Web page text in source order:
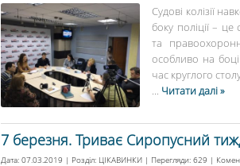
Судові колізії
боку поліції – це
та
особливо на
час круглого
... Читати далі »
7 березня. Триває Сиропусний
Дата: 07.03.2019 | Розділ: ЦІКАВИНКИ | Перегляди: 629 |